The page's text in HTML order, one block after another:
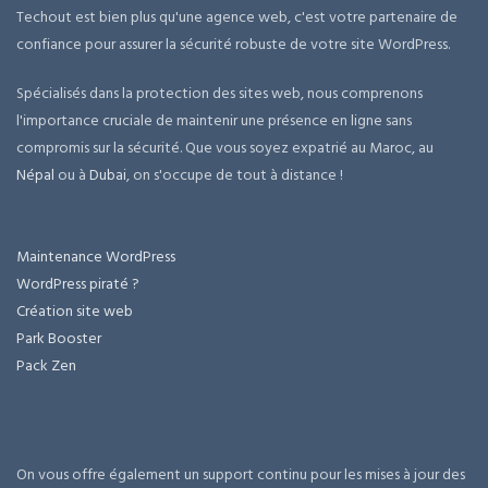
Techout est bien plus qu'une agence web, c'est votre partenaire de
confiance pour assurer la sécurité robuste de votre site WordPress.
Spécialisés dans la protection des sites web, nous comprenons
l'importance cruciale de maintenir une présence en ligne sans
compromis sur la sécurité. Que vous soyez expatrié au Maroc, au
Népal ou àDubai, on s'occupe de tout à distance !
Maintenance WordPress
WordPress piraté ?
Création site web
Park Booster
Pack Zen
On vous offre également un support continu pour les mises à jour des